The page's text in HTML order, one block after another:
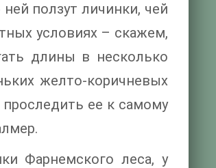
ползут личинки, чей
условиях – скажем,
длины в несколько
желто-коричневых
ее к самому
Фарнемского леса, у